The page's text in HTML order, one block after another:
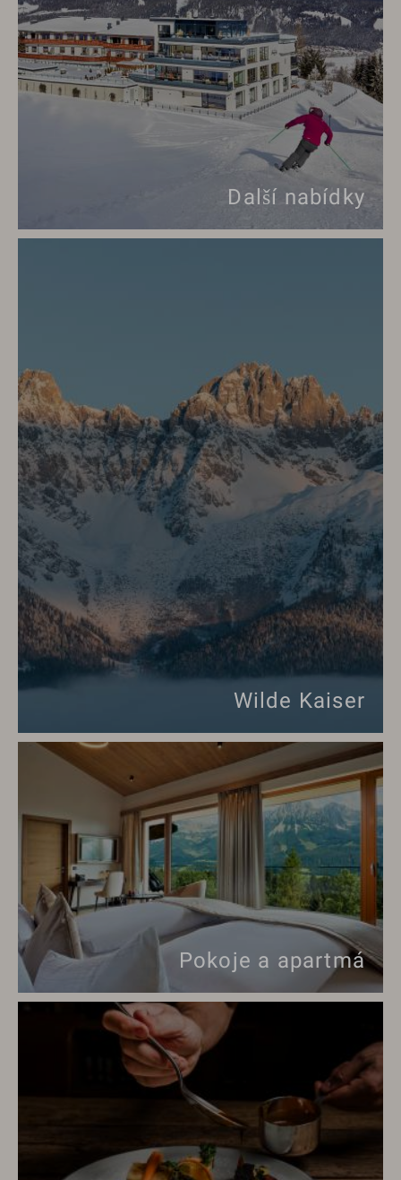
Další nabídky
Wilde Kaiser
Pokoje a apartmá